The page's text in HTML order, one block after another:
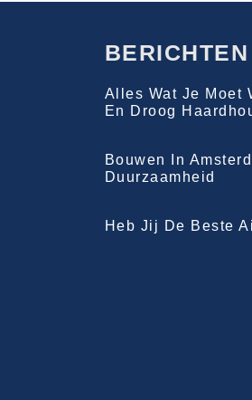
BERICHTEN
Alles Wat Je Moet
En Droog
Bouwen In
Duurzaamheid
Heb Jij De Beste